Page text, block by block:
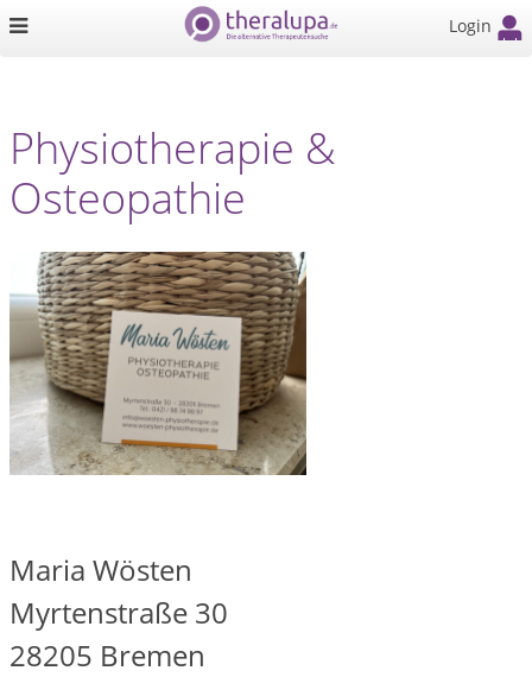
Login
Physiotherapie &
Osteopathie
Maria Wösten
Myrtenstraße 30
28205 Bremen